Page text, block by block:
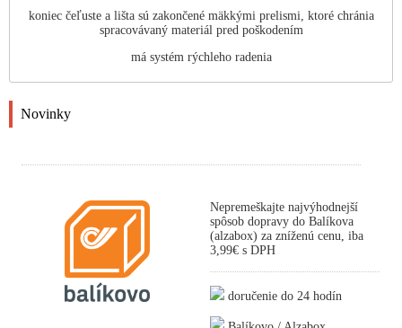
koniec čeľuste a lišta sú zakončené mäkkými prelismi, ktoré chránia
spracovávaný materiál pred poškodením
má systém rýchleho radenia
Novinky
Nepremeškajte najvýhodnejší
spôsob dopravy do Balíkova
(alzabox) za zníženú cenu, iba
3,99€ s DPH
doručenie do 24 hodín